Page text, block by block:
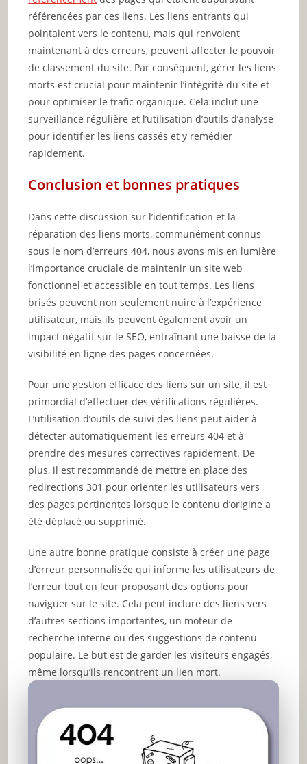
référencées par ces liens. Les liens entrants qui
pointaient vers le contenu, mais qui renvoient
maintenant à des erreurs, peuvent affecter le pouvoir
de classement du site. Par conséquent, gérer les liens
morts est crucial pour maintenir l’intégrité du site et
pour optimiser le trafic organique. Cela inclut une
surveillance régulière et l’utilisation d’outils d’analyse
pour identifier les liens cassés et y remédier
rapidement.
Conclusion et bonnes pratiques
Dans cette discussion sur l’identification et la
réparation des liens morts, communément connus
sous le nom d’erreurs 404, nous avons mis en lumière
l’importance cruciale de maintenir un site web
fonctionnel et accessible en tout temps. Les liens
brisés peuvent non seulement nuire à l’expérience
utilisateur, mais ils peuvent également avoir un
impact négatif sur le SEO, entraînant une baisse de la
visibilité en ligne des pages concernées.
Pour une gestion efficace des liens sur un site, il est
primordial d’effectuer des vérifications régulières.
L’utilisation d’outils de suivi des liens peut aider à
détecter automatiquement les erreurs 404 et à
prendre des mesures correctives rapidement. De
plus, il est recommandé de mettre en place des
redirections 301 pour orienter les utilisateurs vers
des pages pertinentes lorsque le contenu d’origine a
été déplacé ou supprimé.
Une autre bonne pratique consiste à créer une page
d’erreur personnalisée qui informe les utilisateurs de
l’erreur tout en leur proposant des options pour
naviguer sur le site. Cela peut inclure des liens vers
d’autres sections importantes, un moteur de
recherche interne ou des suggestions de contenu
populaire. Le but est de garder les visiteurs engagés,
même lorsqu’ils rencontrent un lien mort.